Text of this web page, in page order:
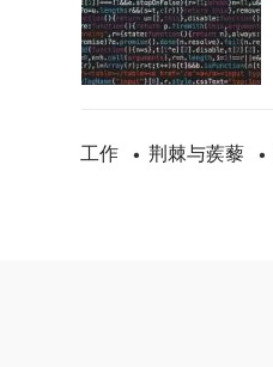
工作 • 荆棘与蒺藜 •